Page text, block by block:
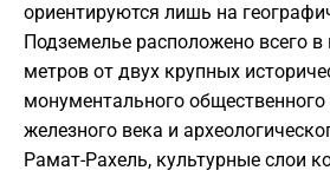
ориентируются лишь на
Подземелье расположено всего в
метров от двух крупных
монументального
железного века и
Рамат-Рахель, культурные слои